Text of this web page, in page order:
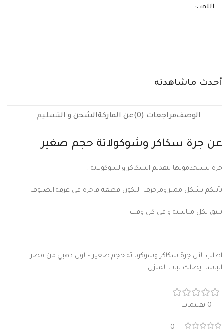
اللون
أحدث ماشاهدته
الوصفمراجعات (0) عن الماركةالشحن و التسليم
عن جرة سكاكر وشوكولاتة حجم صغير
جرة تستخدمونها لتقديم السكاكر والشوكولاتة .
تأتيكم بشكل مميز ومزخرف لتكون قطعة فاخرة في غرفة الضيوف
تليق بكل مناسبة و في كل وقت
اطلب الآن جرة سكاكر وشوكولاتة حجم صغير – لون ذهبي من قصر
الباشا يصلك لباب المنزل
0 تقييمات
0